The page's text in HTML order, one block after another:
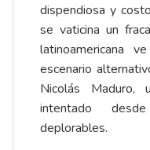
dispendiosa y
se vaticina un
latinoamericana
escenario
Nicolás Maduro,
intentado
deplorables.